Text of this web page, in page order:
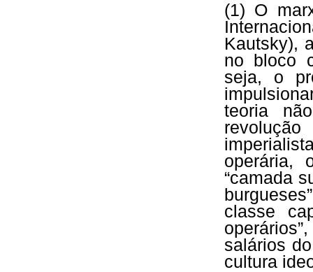
(1) O
Kautsky),
no bloco
seja, o
teoria
operária,
“camada
classe
salários
cultura